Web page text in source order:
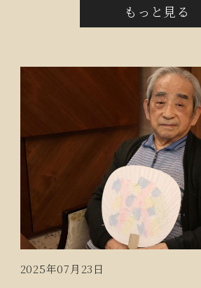
っと手を合わせていらしゃいました。
もっと見る
2025年07月23日